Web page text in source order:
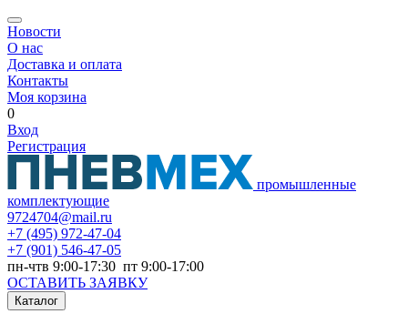
Новости
О нас
Доставка и оплата
Контакты
Моя корзина
0
Вход
Регистрация
промышленные
комплектующие
9724704@mail.ru
+7 (495) 972-47-04
+7 (901) 546-47-05
пн-чтв 9:00-17:30 пт 9:00-17:00
ОСТАВИТЬ ЗАЯВКУ
Каталог